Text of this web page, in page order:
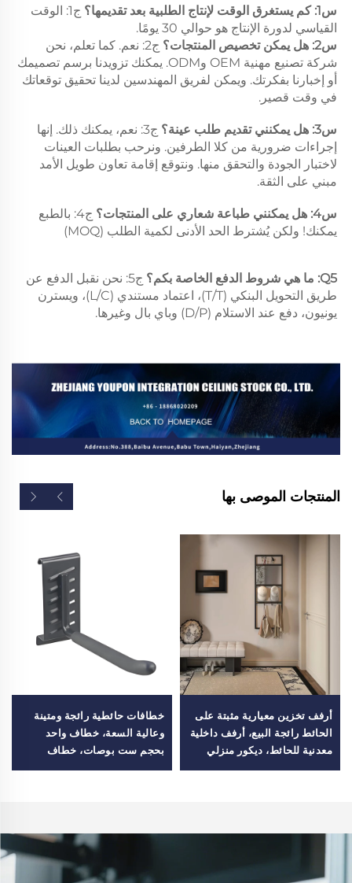
س1: كم يستغرق الوقت لإنتاج الطلبية بعد تقديمها؟
القياسي لدورة الإنتاج هو حوالي 30 يومًا.
س2: هل يمكن تخصيص المنتجات؟
في وقت قصير.
س3: هل يمكنني تقديم طلب عينة؟
مبني على الثقة.
س4: هل يمكنني طباعة شعاري على المنتجات؟
يمكنك! ولكن يُشترط الحد الأدنى لكمية الطلب (MOQ)
Q5: ما هي شروط الدفع الخاصة بكم؟
يونيون، دفع عند الاستلام (D/P) وباي بال وغيرها.
المنتجات الموصى بها
أرفف تخزين معيارية مثبتة على
الحائط رائجة البيع، أرفف داخلية
معدنية للحائط، ديكور منزلي
خطافات حائطية رائجة ومتينة
وعالية السعة، خطاف واحد
بحجم ست بوصات، خطاف